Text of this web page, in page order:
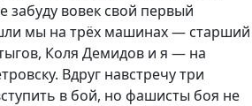
забуду вовек свой первый
мы на трёх машинах — старший
Коля Демидов и я — на
Вдруг навстречу три
в бой, но фашисты боя не